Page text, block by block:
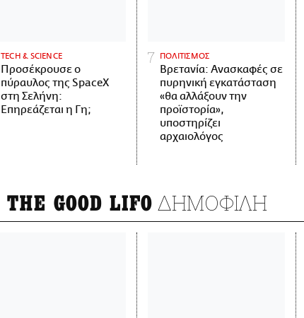
ΤECH & SCIENCE
Προσέκρουσε ο
πύραυλος της SpaceX
στη Σελήνη:
Επηρεάζεται η Γη;
ΠΟΛΙΤΙΣΜΟΣ
Βρετανία: Ανασκαφές σε
πυρηνική εγκατάσταση
«θα αλλάξουν την
προϊστορία»,
υποστηρίζει
αρχαιολόγος
THE GOOD LIFO ΔΗΜΟΦΙΛΗ